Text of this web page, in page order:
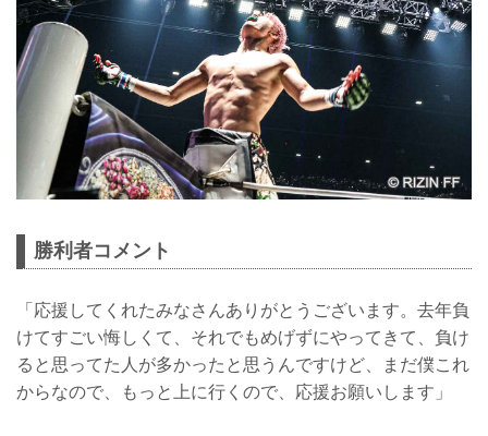
勝利者コメント
「応援してくれたみなさんありがとうございます。去年負
けてすごい悔しくて、それでもめげずにやってきて、負け
ると思ってた人が多かったと思うんですけど、まだ僕これ
からなので、もっと上に行くので、応援お願いします」